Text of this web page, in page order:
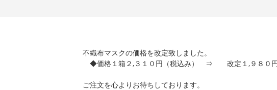
不織布マスクの価格を改定致しました。
◆価格１箱２,３１０円（税込み） ⇒ 改定１,９８０円
ご注文を心よりお待ちしております。